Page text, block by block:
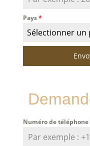
Pays*
Sélectionner un
Numéro de téléphone